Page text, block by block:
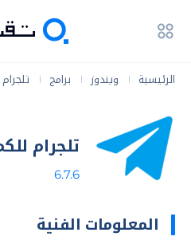
الرئيسية | ويندوز | برامج |
تلجرام
6.7.6
المعلومات الفنية